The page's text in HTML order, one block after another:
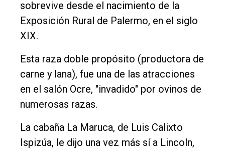
Nosotros
Contacto
sobrevive desde el nacimiento de la
Exposición Rural de Palermo, en el siglo
XIX.
Esta raza doble propósito (productora de
carne y lana), fue una de las atracciones
en el salón Ocre, "invadido" por ovinos de
numerosas razas.
La cabaña La Maruca, de Luis Calixto
Ispizúa, le dijo una vez más sí a Lincoln,